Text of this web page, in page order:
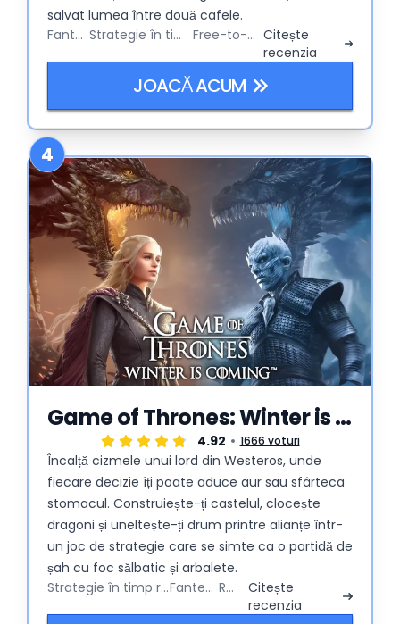
salvat lumea între două cafele.
Fantezie
Strategie în timp real Free-to-Play Citește
recenzia
JOACĂ ACUM
4
Game of Thrones: Winter is Coming
4.92 1666 voturi
Încalță cizmele unui lord din Westeros, unde
fiecare decizie îți poate aduce aur sau sfârteca
stomacul. Construiește-ți castelul, clocește
dragoni și uneltește-ți drum printre alianțe într-
un joc de strategie care se simte ca o partidă de
șah cu foc sălbatic și arbalete.
Strategie în timp real
Fantezie RPG
Citește
recenzia